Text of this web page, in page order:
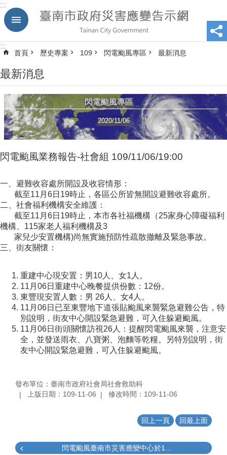
跳到主要內容區塊
:::
:::
首頁 歷史專案 109 閃電颱風專區 最新消息
最新消息
閃電颱風專區
2020/11/06
閃電颱風業務報告-社會組 109/11/06/19:00
一、避難收容處所開設及收容情形：
截至11月6日19時止，各區公所皆無開設避難收容處所。
二、社會福利機構安全維護：
截至11月6日19時止，本市各社福機構（25家身心障礙福利
機構、115家老人福利機構及3
家兒少安置機構)尚無實施預防性疏散撤離及緊急事故。
三、街友關懷：
重建中心現安置：男10人、女1人。
11月06日重建中心晚餐提供份數：12份。
東豐現安置人數：男 26人、女4人。
11月06日已至東豐地下道張貼颱風來襲緊急避難公告，特
別說明，街友中心開設緊急避難，可入住躲避颱風。
11月06日街頭關懷訪視26人：提醒閃電颱風來襲，注意安
全，並發送雨衣、八寶粥、泡麵等乾糧。另特別說明，街
友中心開設緊急避難，可入住躲避颱風。
發布單位：臺南市政府社會局社會救助科
上版日期：109-11-06
修改時間：109-11-06
回上一頁 回最上面
閃電颱風臺南市災害應變中心於1...